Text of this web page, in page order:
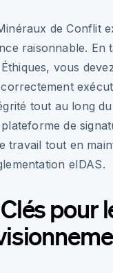
de Conflit
raisonnable. En
vous
tout au long
de
travail tout en
eIDAS.
pour